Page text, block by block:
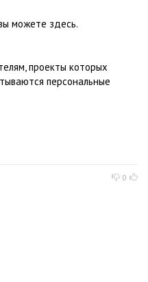
можете здесь.
проекты которых
персональные
0